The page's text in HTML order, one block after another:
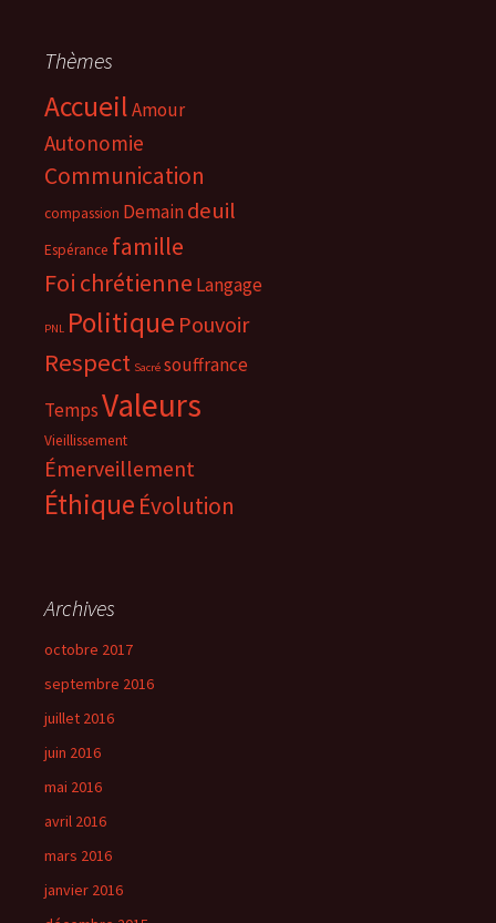
Thèmes
AccueilAmour
Autonomie
Communication
compassion Demaindeuil
Espérance famille
Foi chrétienne Langage
PNL Politique Pouvoir
Respect Sacré souffrance
TempsValeurs
Vieillissement
Émerveillement
Éthique Évolution
Archives
octobre 2017
septembre 2016
juillet 2016
juin 2016
mai 2016
avril 2016
mars 2016
janvier 2016